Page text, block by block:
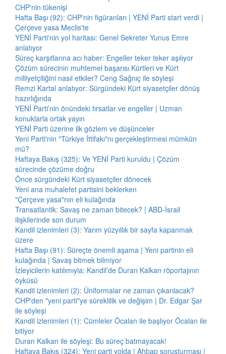
CHP'nin tükenişi
Hafta Başı (92): CHP'nin figüranları | YENİ Parti start verdi |
Çerçeve yasa Meclis'te
YENİ Parti'nin yol haritası: Genel Sekreter Yunus Emre
anlatıyor
Süreç karşıtlarına acı haber: Engeller teker teker aşılıyor
Çözüm sürecinin muhtemel başarısı Kürtleri ve Kürt
milliyetçiliğini nasıl etkiler? Ceng Sağnıç ile söyleşi
Remzi Kartal anlatıyor: Sürgündeki Kürt siyasetçiler dönüş
hazırlığında
YENİ Parti’nin önündeki fırsatlar ve engeller | Uzman
konuklarla ortak yayın
YENİ Parti üzerine ilk gözlem ve düşünceler
Yeni Parti'nin "Türkiye İttifakı"nı gerçekleştirmesi mümkün
mü?
Haftaya Bakış (325): Ve YENİ Parti kuruldu | Çözüm
sürecinde çözüme doğru
Önce sürgündeki Kürt siyasetçiler dönecek
Yeni ana muhalefet partisini beklerken
"Çerçeve yasa"nın eli kulağında
Transatlantik: Savaş ne zaman bitecek? | ABD-İsrail
ilişkilerinde son durum
Kandil izlenimleri (3): Yarım yüzyıllık bir sayfa kapanmak
üzere
Hafta Başı (91): Süreçte önemli aşama | Yeni partinin eli
kulağında | Savaş bitmek bilmiyor
İzleyicilerin katılımıyla: Kandil'de Duran Kalkan röportajının
öyküsü
Kandil izlenimleri (2): Üniformalar ne zaman çıkarılacak?
CHP'den "yeni parti"ye süreklilik ve değişim | Dr. Edgar Şar
ile söyleşi
Kandil izlenimleri (1): Cümleler Öcalan ile başlıyor Öcalan ile
bitiyor
Duran Kalkan ile söyleşi: Bu süreç batmayacak!
Haftaya Bakış (324): Yeni parti yolda | Ahbap soruşturması |